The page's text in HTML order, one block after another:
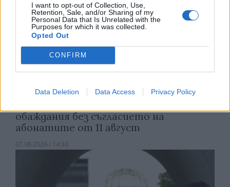
I want to opt-out of Collection, Use,
Retention, Sale, and/or Sharing of my
Personal Data that Is Unrelated with the
Purposes for which it was collected.
Opted Out
CONFIRM
Data Deletion Data Access Privacy Policy
обаждания без съгласието на
абонатите от 11 август
07.08.2026 / 14:30